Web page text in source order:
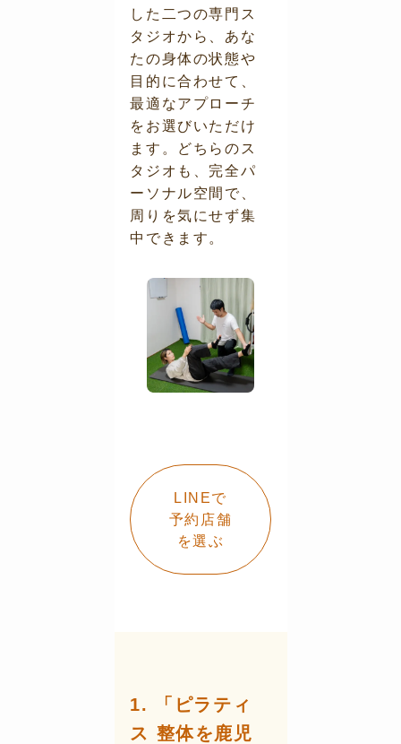
した二つの専門ス
タジオから、あな
たの身体の状態や
目的に合わせて、
最適なアプローチ
をお選びいただけ
ます。どちらのス
タジオも、完全パ
ーソナル空間で、
周りを気にせず集
中できます。
LINEで
予約店舗
を選ぶ
1.
「ピラティ
ス 整体を鹿児